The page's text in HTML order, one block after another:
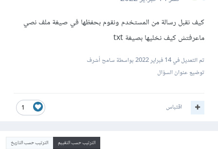
كيف نقبل رسالة من المستخدم ونقوم بحفظها في صيغة ملف نصي
ماعرفتش كيف نخليها بصيغة txt
تم التعديل في14 فبراير 2022
بواسطة سامح أشرف
توضيع عنوان السؤال
1 اقتباس
الترتيب حسب التقييم الترتيب حسب التاريخ